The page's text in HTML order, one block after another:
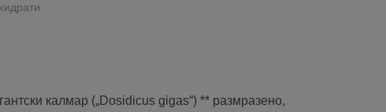
калмар („Dosidicus gigas“) ** размразено,